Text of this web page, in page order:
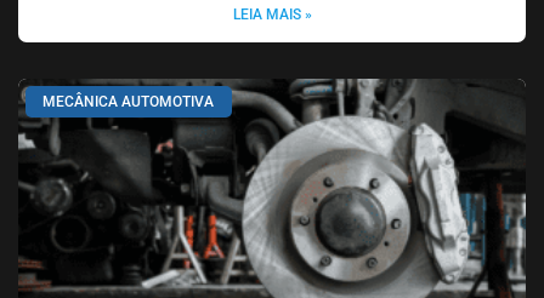
LEIA MAIS »
MECÂNICA AUTOMOTIVA